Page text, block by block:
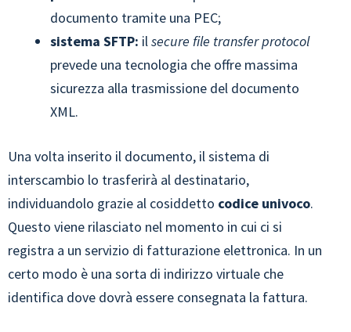
documento tramite una PEC;
sistema SFTP: ilsecure file transfer protocol
prevede una tecnologia che offre massima
sicurezza alla trasmissione del documento
XML.
Una volta inserito il documento, il sistema di
interscambio lo trasferirà al destinatario,
individuandolo grazie al cosiddetto codice univoco.
Questo viene rilasciato nel momento in cui ci si
registra a un servizio di fatturazione elettronica. In un
certo modo è una sorta di indirizzo virtuale che
identifica dove dovrà essere consegnata la fattura.